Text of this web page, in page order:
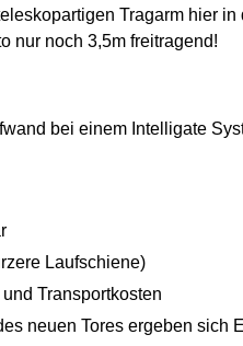
Tragarm hier
nur noch 3,5m freitragend!
bei einem Intelligate
Laufschiene)
Transportkosten
neuen Tores ergeben sich